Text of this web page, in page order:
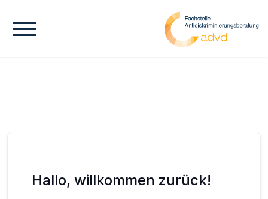
Hallo, willkommen zurück!